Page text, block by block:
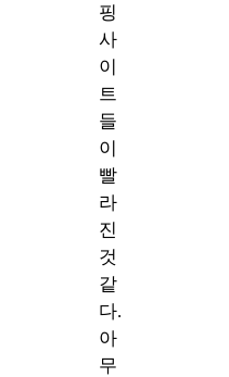
핑
사
이
트
들
이
빨
라
진
것
같
다.
아
무